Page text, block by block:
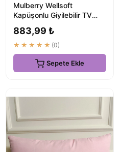
Mulberry Wellsoft
Kapüşonlu Giyilebilir TV
Size
883,99 ₺
★★★★★ (0)
Sepete Ekle